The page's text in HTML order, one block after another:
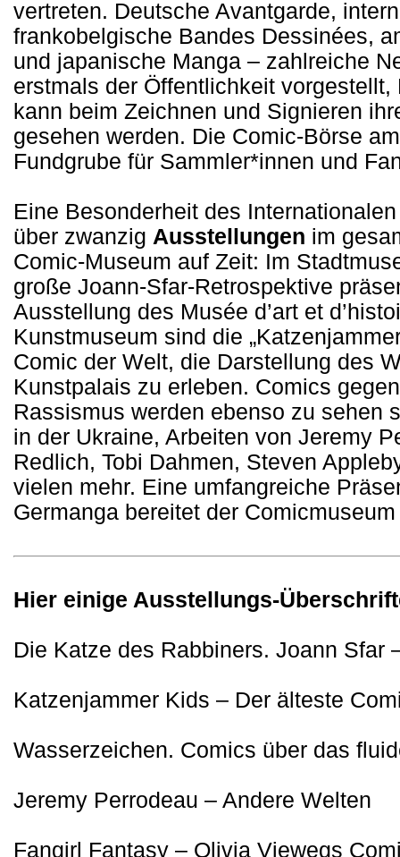
vertreten. Deutsche Avantgarde,
frankobelgische Bandes Dessinées,
und japanische Manga – zahlreiche
erstmals der Öffentlichkeit
kann beim Zeichnen und Signieren
gesehen werden. Die Comic-Börse
Fundgrube für Sammler*innen und
Eine Besonderheit des
über zwanzig Ausstellungen im
Comic-Museum auf Zeit: Im
große Joann-Sfar-Retrospektive
Ausstellung des Musée d’art et
Kunstmuseum sind die
Comic der Welt, die Darstellung des
Kunstpalais zu erleben. Comics
Rassismus werden ebenso zu sehen
in der Ukraine, Arbeiten von Jeremy
Redlich, Tobi Dahmen, Steven
vielen mehr. Eine umfangreiche
Germanga bereitet der
Hier einige Ausstellungs-
Die Katze des Rabbiners. Joann Sfar
Katzenjammer Kids – Der älteste
Wasserzeichen. Comics über das
Jeremy Perrodeau – Andere Welten
Fangirl Fantasy – Olivia Viewegs